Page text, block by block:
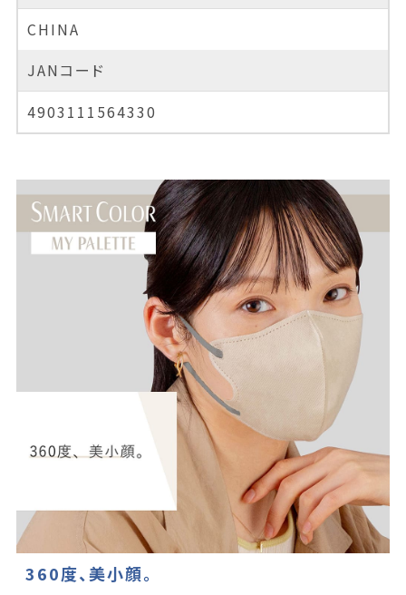
CHINA
JANコード
4903111564330
360度、美小顔。